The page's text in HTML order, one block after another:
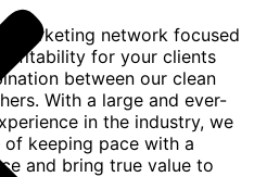
marketing network focused
for your clients
between our clean
With a large and ever-
in the industry, we
keeping pace with a
and bring true value to